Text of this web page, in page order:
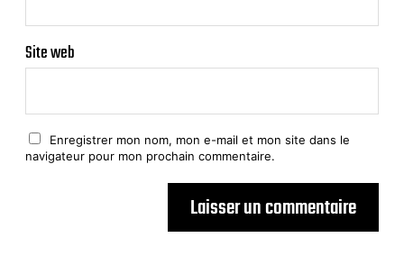
Site web
Enregistrer mon nom, mon e-mail et mon site dans le
navigateur pour mon prochain commentaire.